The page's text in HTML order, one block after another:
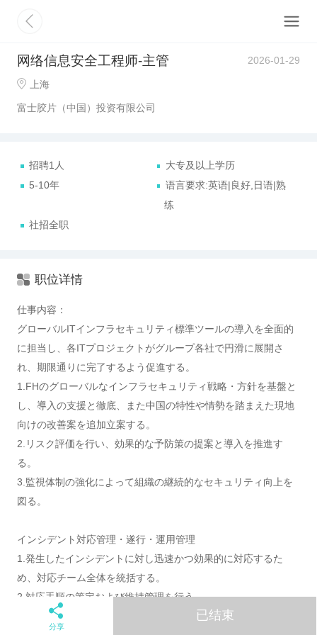
网络信息安全工程师-主管 2026-01-29
上海
富士胶片（中国）投资有限公司
招聘1人
大专及以上学历
5-10年
语言要求:英语|良好,日语|熟
练
社招全职
职位详情
仕事内容：
グローバルITインフラセキュリティ標準ツールの導入を全面的
に担当し、各ITプロジェクトがグループ各社で円滑に展開さ
れ、期限通りに完了するよう促進する。
1.FHのグローバルなインフラセキュリティ戦略・方針を基盤と
し、導入の支援と徹底、また中国の特性や情勢を踏まえた現地
向けの改善案を追加立案する。
2.リスク評価を行い、効果的な予防策の提案と導入を推進す
る。
3.監視体制の強化によって組織の継続的なセキュリティ向上を
図る。
インシデント対応管理・遂行・運用管理
1.発生したインシデントに対し迅速かつ効果的に対応するた
め、対応チーム全体を統括する。
2.対応手順の策定および維持管理を行う。
3.インシデント状況や対応経過は関係者に適時報告・共有し、
分享
已结束